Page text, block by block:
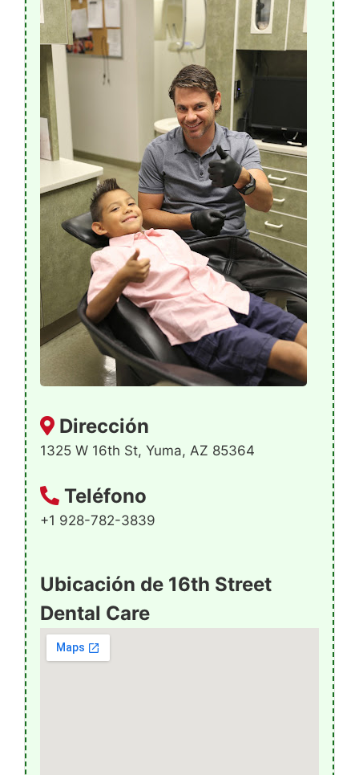
Dirección
1325 W 16th St, Yuma, AZ 85364
Teléfono
+1 928-782-3839
Ubicación de 16th Street
Dental Care